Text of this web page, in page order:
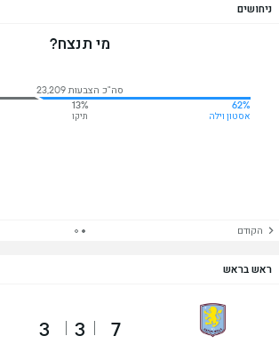
ניחושים
מי תנצח?
סה"כ הצבעות 23,209
62%
אסטון וילה
13%
תיקו
הקודם
ראש בראש
7
3
3